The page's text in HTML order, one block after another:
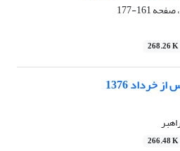
161-177
268.26 K
1376
266.48 K